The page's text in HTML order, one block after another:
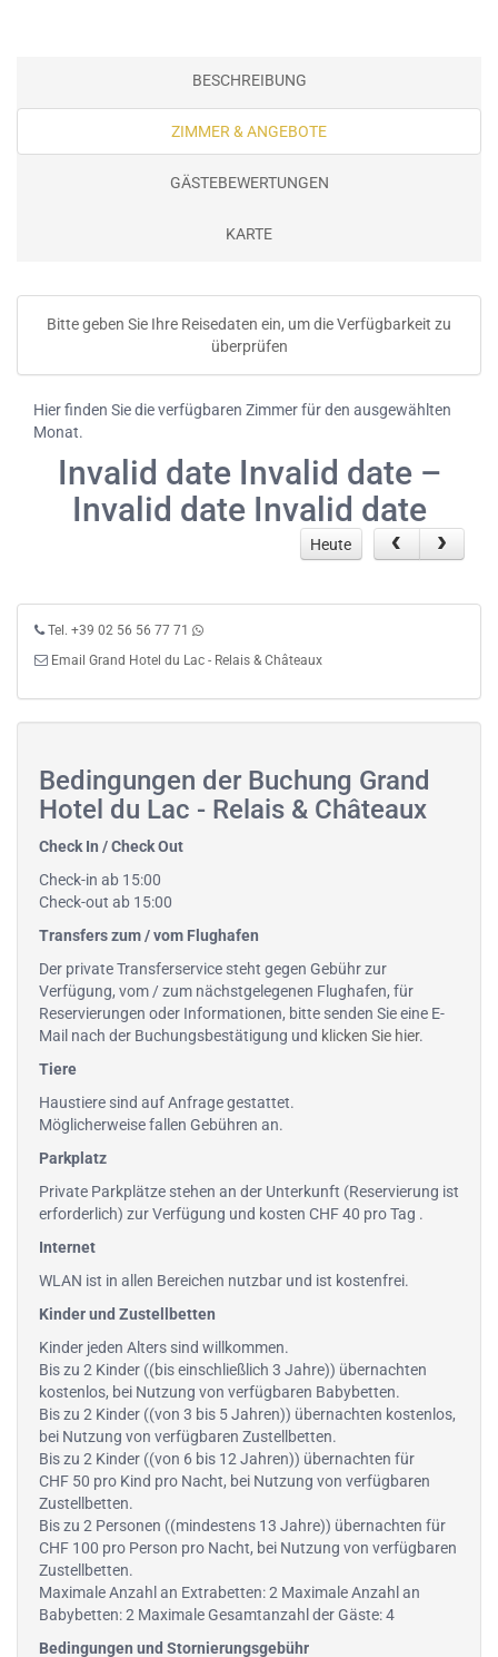
BESCHREIBUNG
ZIMMER & ANGEBOTE
GÄSTEBEWERTUNGEN
KARTE
Bitte geben Sie Ihre Reisedaten ein, um die Verfügbarkeit zu
überprüfen
Hier finden Sie die verfügbaren Zimmer für den ausgewählten
Monat.
Invalid date Invalid date –
Invalid date Invalid date
Heute
Tel. +39 02 56 56 77 71
Email Grand Hotel du Lac - Relais & Châteaux
Bedingungen der Buchung Grand
Hotel du Lac - Relais & Châteaux
Check In / Check Out
Check-in ab 15:00
Check-out ab 15:00
Transfers zum / vom Flughafen
Der private Transferservice steht gegen Gebühr zur
Verfügung, vom / zum nächstgelegenen Flughafen, für
Reservierungen oder Informationen, bitte senden Sie eine E-
Mail nach der Buchungsbestätigung und klicken Sie hier.
Tiere
Haustiere sind auf Anfrage gestattet.
Möglicherweise fallen Gebühren an.
Parkplatz
Private Parkplätze stehen an der Unterkunft (Reservierung ist
erforderlich) zur Verfügung und kosten CHF 40 pro Tag .
Internet
WLAN ist in allen Bereichen nutzbar und ist kostenfrei.
Kinder und Zustellbetten
Kinder jeden Alters sind willkommen.
Bis zu 2 Kinder ((bis einschließlich 3 Jahre)) übernachten
kostenlos, bei Nutzung von verfügbaren Babybetten.
Bis zu 2 Kinder ((von 3 bis 5 Jahren)) übernachten kostenlos,
bei Nutzung von verfügbaren Zustellbetten.
Bis zu 2 Kinder ((von 6 bis 12 Jahren)) übernachten für
CHF 50 pro Kind pro Nacht, bei Nutzung von verfügbaren
Zustellbetten.
Bis zu 2 Personen ((mindestens 13 Jahre)) übernachten für
CHF 100 pro Person pro Nacht, bei Nutzung von verfügbaren
Zustellbetten.
Maximale Anzahl an Extrabetten: 2 Maximale Anzahl an
Babybetten: 2 Maximale Gesamtanzahl der Gäste: 4
Bedingungen und Stornierungsgebühr